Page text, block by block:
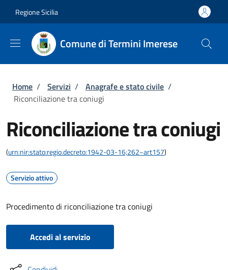
Regione Sicilia
Comune di Termini Imerese
Briciole di pane
Home / Servizi / Anagrafe e stato civile /
Riconciliazione tra coniugi
Riconciliazione tra coniugi
(urn:nir:stato:regio.decreto:1942-03-16;262~art157)
Servizio attivo
Procedimento di riconciliazione tra coniugi
Accedi al servizio